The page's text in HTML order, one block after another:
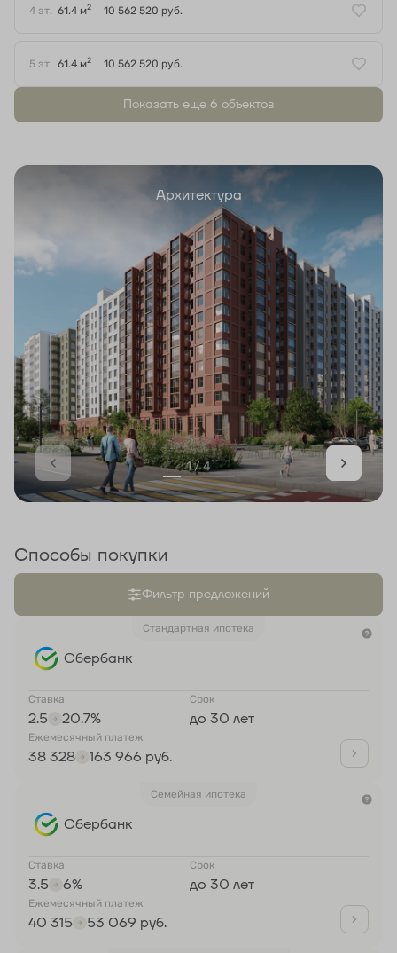
4 эт. 61.4 м2 10 562 520 руб.
5 эт. 61.4 м2 10 562 520 руб.
Показать еще 6 объектов
Архитектура
1 / 4
Способы покупки
Фильтр предложений
Стандартная ипотека
Сбербанк
Ставка
2.5 20.7%
Срок
до 30 лет
Ежемесячный платеж
38 328 163 966 руб.
Семейная ипотека
Сбербанк
Ставка
3.5 6%
Срок
до 30 лет
Ежемесячный платеж
40 315 53 069 руб.